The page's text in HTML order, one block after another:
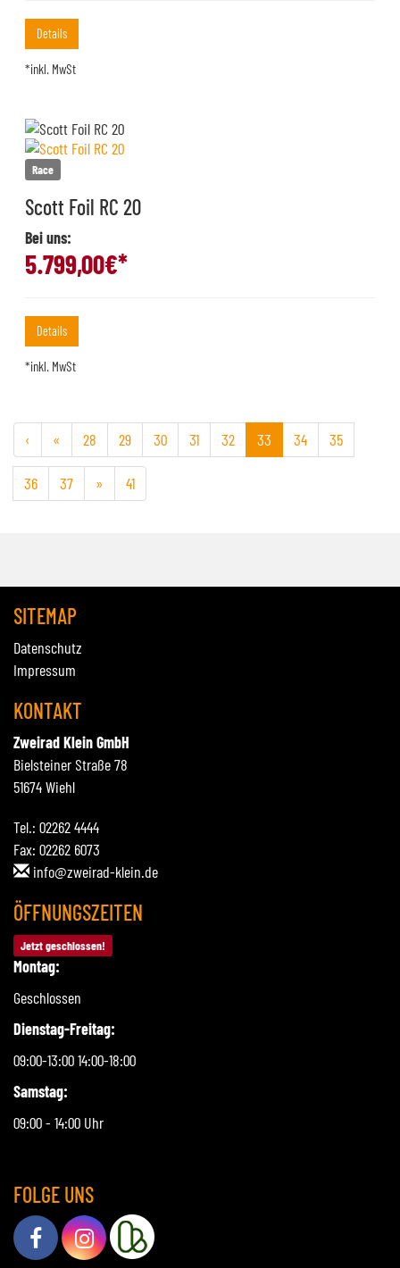
Details
*inkl. MwSt
Race
Scott Foil RC 20
Bei uns:
5.799,00€*
Details
*inkl. MwSt
‹ « 28 29 30 31 32 33 34 35
36 37 » 41
SITEMAP
Datenschutz
Impressum
KONTAKT
Zweirad Klein GmbH
Bielsteiner Straße 78
51674 Wiehl
Tel.: 02262 4444
Fax: 02262 6073
info@zweirad-klein.de
ÖFFNUNGSZEITEN
Jetzt geschlossen!
Montag:
Geschlossen
Dienstag-Freitag:
09:00-13:00 14:00-18:00
Samstag:
09:00 - 14:00 Uhr
FOLGE UNS